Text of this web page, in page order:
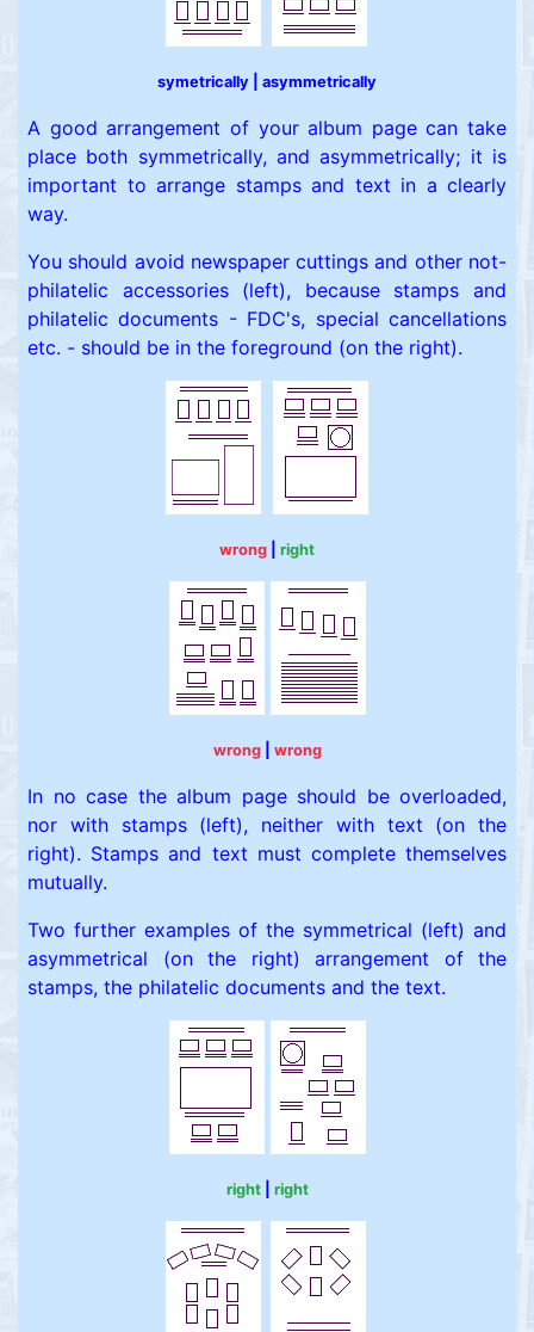
symetrically | asymmetrically
A good arrangement of your album page can take
place both symmetrically, and asymmetrically; it is
important to arrange stamps and text in a clearly
way.
You should avoid newspaper cuttings and other not-
philatelic accessories (left), because stamps and
philatelic documents - FDC's, special cancellations
etc. - should be in the foreground (on the right).
wrong right
wrong| wrong
In no case the album page should be overloaded,
nor with stamps (left), neither with text (on the
right). Stamps and text must complete themselves
mutually.
Two further examples of the symmetrical (left) and
asymmetrical (on the right) arrangement of the
stamps, the philatelic documents and the text.
right| right